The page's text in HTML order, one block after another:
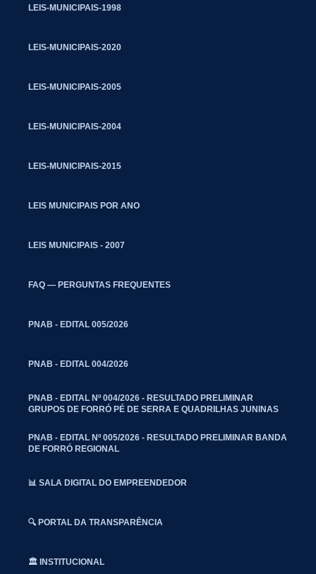
LEIS-MUNICIPAIS-1998
LEIS-MUNICIPAIS-2020
LEIS-MUNICIPAIS-2005
LEIS-MUNICIPAIS-2004
LEIS-MUNICIPAIS-2015
LEIS MUNICIPAIS POR ANO
LEIS MUNICIPAIS - 2007
FAQ — PERGUNTAS FREQUENTES
PNAB - EDITAL 005/2026
PNAB - EDITAL 004/2026
PNAB - EDITAL Nº 004/2026 - RESULTADO PRELIMINAR
GRUPOS DE FORRÓ PÉ DE SERRA E QUADRILHAS JUNINAS
PNAB - EDITAL Nº 005/2026 - RESULTADO PRELIMINAR BANDA
DE FORRÓ REGIONAL
📊 SALA DIGITAL DO EMPREENDEDOR
🔍 PORTAL DA TRANSPARÊNCIA
🏛️ INSTITUCIONAL